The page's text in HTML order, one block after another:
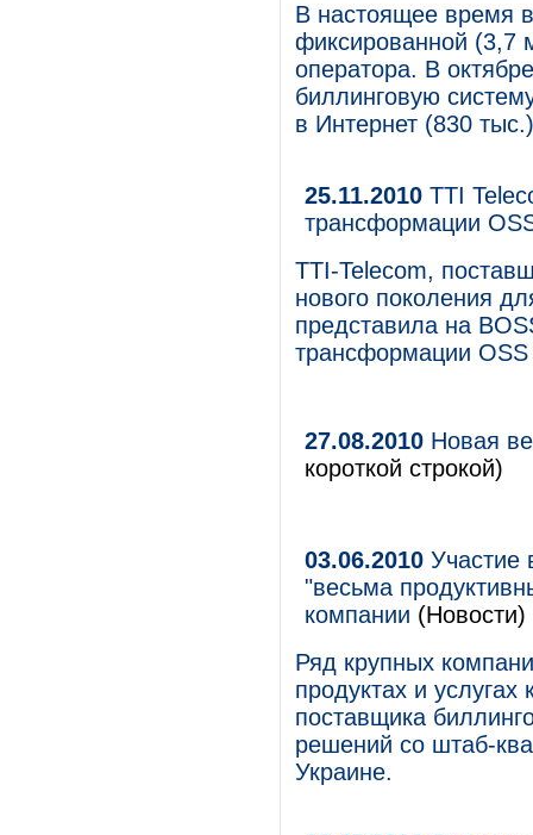
В настоящее время
фиксированной (3,7
оператора. В
биллинговую
в Интернет (830
25.11.2010 TTI
трансформации
TTI-Telecom,
нового поколения
представила на
трансформации
27.08.2010 Новая
короткой строкой)
03.06.2010 Участие
"весьма
компании (Новости)
Ряд крупных
продуктах и
поставщика
решений со штаб-
Украине.